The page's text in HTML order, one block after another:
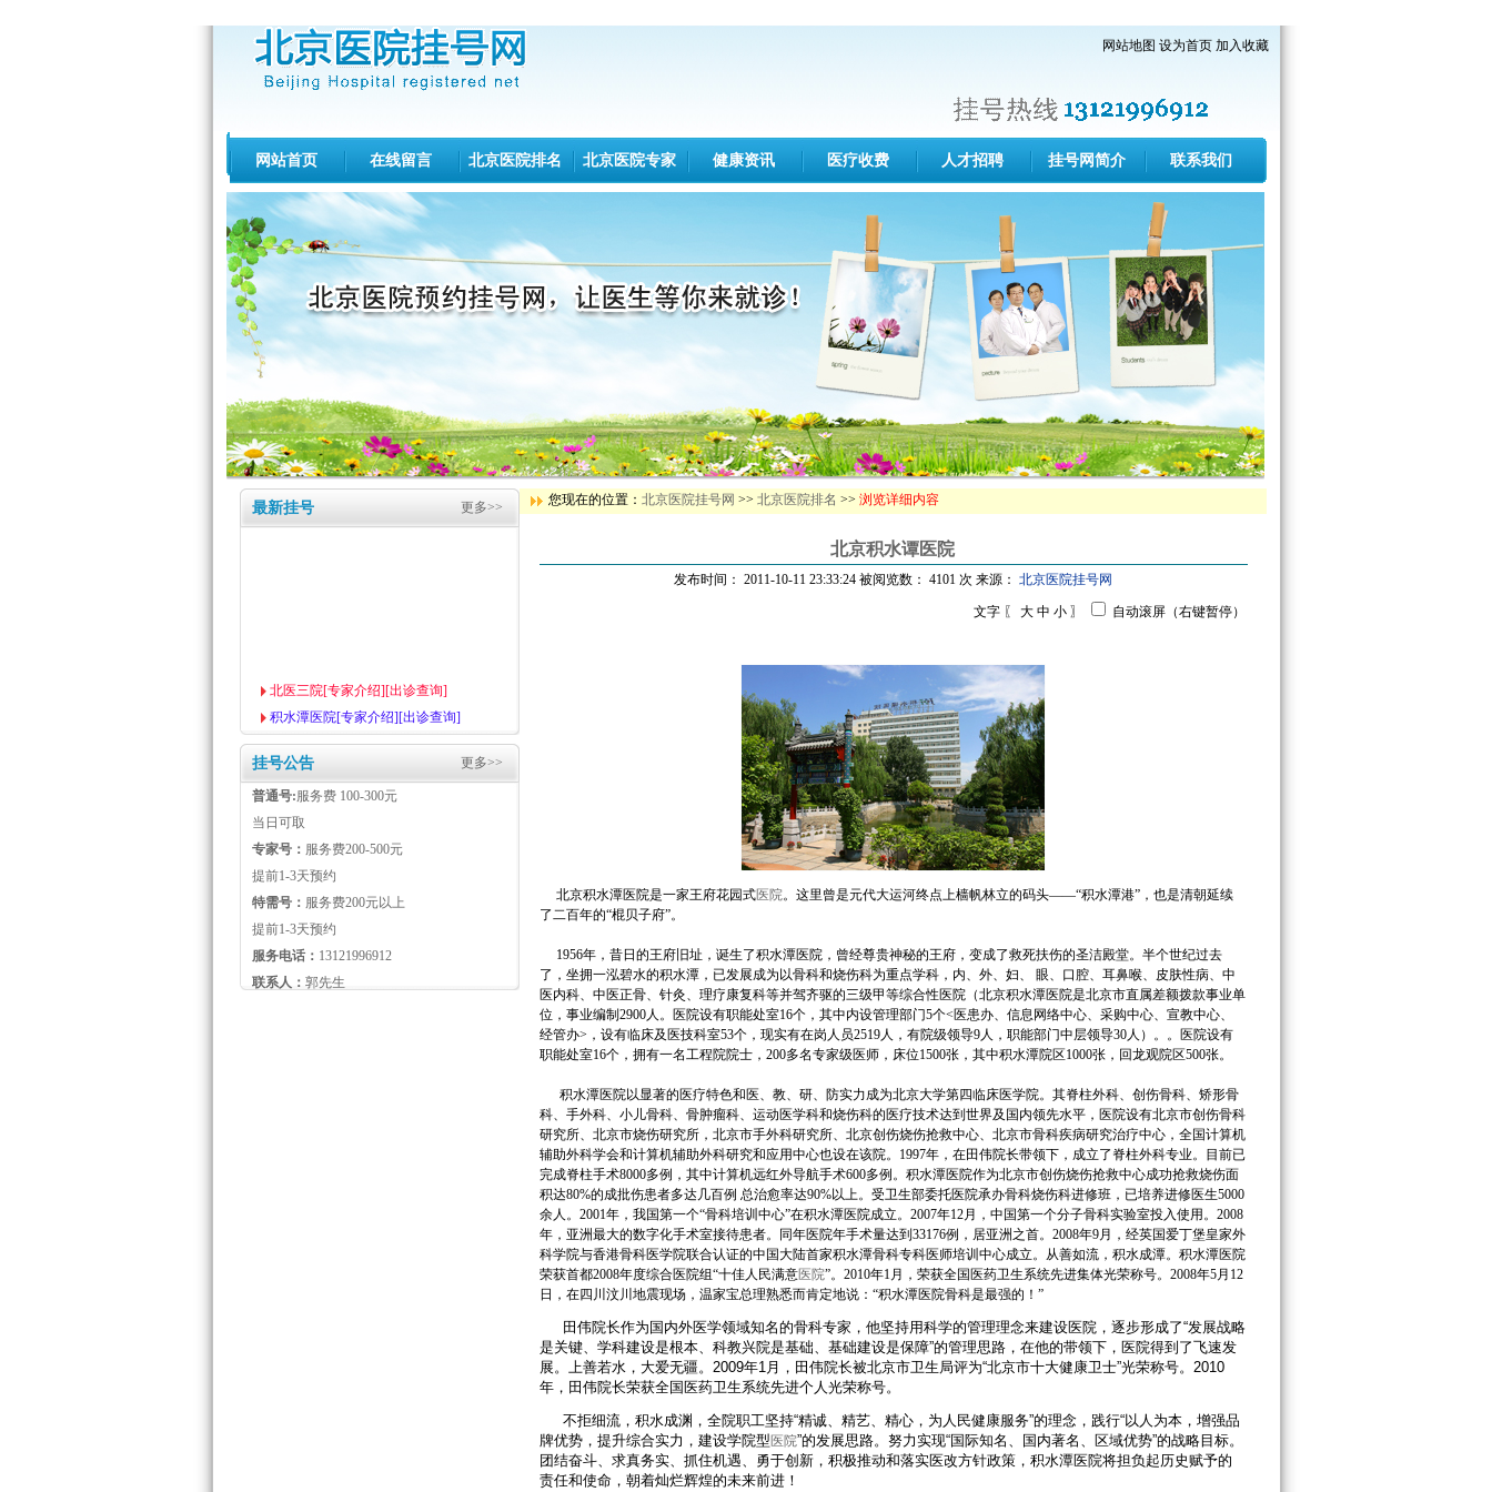
网站地图 设为首页 加入收藏
网站首页 在线留言 北京医院排名 北京医院专家 健康资讯 医疗收费 人才招聘 挂号网简介 联系我们
更多>>
最新挂号
积水潭医院[专家介绍][出诊查询]
北京同仁医院[专家介绍][出诊查询]
北京协和医院[专家介绍][出诊查询]
北京宣武医院挂号最新攻略
2013年五一劳动节放假门诊排班信息
北京网上预约挂号统一平台重要通知
同仁医院关于暂不发布元旦号源的通知
更多>>
挂号公告
普通号:服务费 100-300元
当日可取
专家号： 服务费200-500元
提前1-3天预约
特需号： 服务费200元以上
提前1-3天预约
服务电话： 13121996912
联系人： 郭先生
您现在的位置： 北京医院挂号网 >> 北京医院排名 >> 浏览详细内容
北京积水谭医院
发布时间： 2011-10-11 23:33:24 被阅览数： 4101 次 来源： 北京医院挂号网
文字 〖 大 中 小 〗 自动滚屏（右键暂停）
北京积水潭医院是一家王府花园式医院。这里曾是元代大运河终点上樯帆林立的码头——“积水潭港”，也是清朝延续
了二百年的“棍贝子府”。
1956年，昔日的王府旧址，诞生了积水潭医院，曾经尊贵神秘的王府，变成了救死扶伤的圣洁殿堂。半个世纪过去
了，坐拥一泓碧水的积水潭，已发展成为以骨科和烧伤科为重点学科，内、外、妇、 眼、口腔、耳鼻喉、皮肤性病、中
医内科、中医正骨、针灸、理疗康复科等并驾齐驱的三级甲等综合性医院（北京积水潭医院是北京市直属差额拨款事业单
位，事业编制2900人。医院设有职能处室16个，其中内设管理部门5个<医患办、信息网络中心、采购中心、宣教中心、
经管办>，设有临床及医技科室53个，现实有在岗人员2519人，有院级领导9人，职能部门中层领导30人）。。医院设有
职能处室16个，拥有一名工程院院士，200多名专家级医师，床位1500张，其中积水潭院区1000张，回龙观院区500张。
积水潭医院以显著的医疗特色和医、教、研、防实力成为北京大学第四临床医学院。其脊柱外科、创伤骨科、矫形骨
科、手外科、小儿骨科、骨肿瘤科、运动医学科和烧伤科的医疗技术达到世界及国内领先水平，医院设有北京市创伤骨科
研究所、北京市烧伤研究所，北京市手外科研究所、北京创伤烧伤抢救中心、北京市骨科疾病研究治疗中心，全国计算机
辅助外科学会和计算机辅助外科研究和应用中心也设在该院。1997年，在田伟院长带领下，成立了脊柱外科专业。目前已
完成脊柱手术8000多例，其中计算机远红外导航手术600多例。积水潭医院作为北京市创伤烧伤抢救中心成功抢救烧伤面
积达80%的成批伤患者多达几百例 总治愈率达90%以上。受卫生部委托医院承办骨科烧伤科进修班，已培养进修医生5000
余人。2001年，我国第一个“骨科培训中心”在积水潭医院成立。2007年12月，中国第一个分子骨科实验室投入使用。2008
年，亚洲最大的数字化手术室接待患者。同年医院年手术量达到33176例，居亚洲之首。2008年9月，经英国爱丁堡皇家外
科学院与香港骨科医学院联合认证的中国大陆首家积水潭骨科专科医师培训中心成立。从善如流，积水成潭。积水潭医院
荣获首都2008年度综合医院组“十佳人民满意医院”。2010年1月，荣获全国医药卫生系统先进集体光荣称号。2008年5月12
日，在四川汶川地震现场，温家宝总理熟悉而肯定地说：“积水潭医院骨科是最强的！”
田伟院长作为国内外医学领域知名的骨科专家，他坚持用科学的管理理念来建设医院，逐步形成了“发展战略
是关键、学科建设是根本、科教兴院是基础、基础建设是保障”的管理思路，在他的带领下，医院得到了飞速发
展。上善若水，大爱无疆。2009年1月，田伟院长被北京市卫生局评为“北京市十大健康卫士”光荣称号。2010
年，田伟院长荣获全国医药卫生系统先进个人光荣称号。
不拒细流，积水成渊，全院职工坚持“精诚、精艺、精心，为人民健康服务”的理念，践行“以人为本，增强品
牌优势，提升综合实力，建设学院型 医院”的发展思路。努力实现“国际知名、国内著名、区域优势”的战略目标。
团结奋斗、求真务实、抓住机遇、勇于创新，积极推动和落实医改方针政策，积水潭医院将担负起历史赋予的
责任和使命，朝着灿烂辉煌的未来前进！